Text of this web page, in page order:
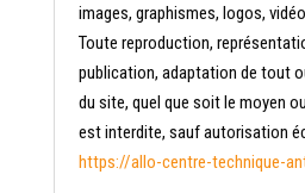
images, graphismes, logos,
Toute reproduction,
publication, adaptation de tout
du site, quel que soit le moyen
est interdite, sauf autorisation
https://allo-centre-technique-